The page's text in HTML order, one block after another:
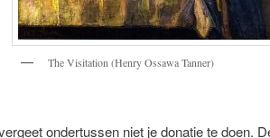
The Visitation (Henry Ossawa Tanner)
ondertussen niet je donatie te doen.